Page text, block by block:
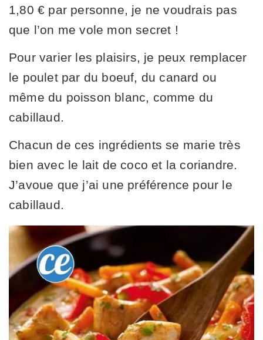
1,80 € par personne, je ne voudrais pas
que l’on me vole mon secret !
Pour varier les plaisirs, je peux remplacer
le poulet par du boeuf, du canard ou
même du poisson blanc, comme du
cabillaud.
Chacun de ces ingrédients se marie très
bien avec le lait de coco et la coriandre.
J’avoue que j’ai une préférence pour le
cabillaud.